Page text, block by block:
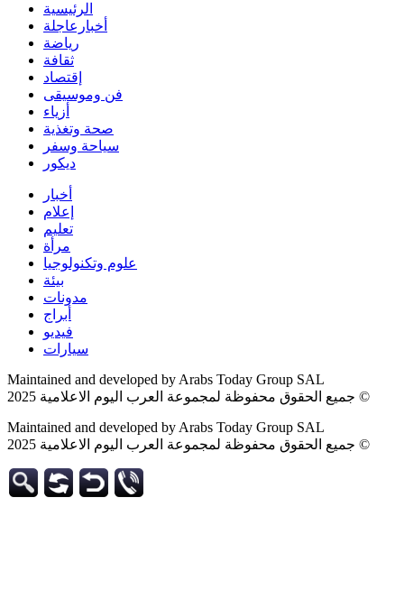
الرئيسية
أخبارعاجلة
رياضة
ثقافة
إقتصاد
فن وموسيقى
أزياء
صحة وتغذية
سياحة وسفر
ديكور
أخبار
إعلام
تعليم
مرأة
علوم وتكنولوجيا
بيئة
مدونات
أبراج
فيديو
سيارات
Maintained and developed by Arabs Today Group SAL
جميع الحقوق محفوظة لمجموعة العرب اليوم الاعلامية 2025 ©
Maintained and developed by Arabs Today Group SAL
جميع الحقوق محفوظة لمجموعة العرب اليوم الاعلامية 2025 ©